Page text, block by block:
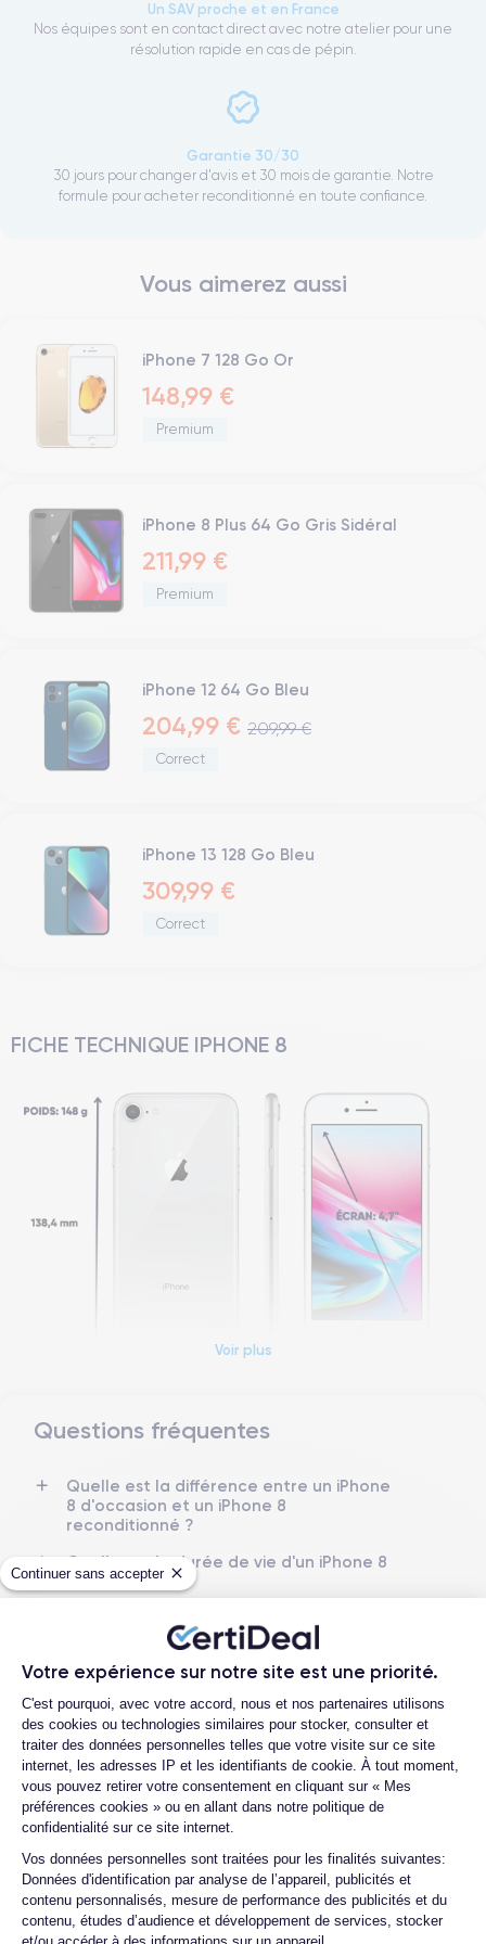
Continuer sans accepter
Votre expérience sur notre site est une priorité.
Plateforme de Gestion du
C'est pourquoi, avec votre accord, nous et nos partenaires utilisons
des cookies ou technologies similaires pour stocker, consulter et
traiter des données personnelles telles que votre visite sur ce site
internet, les adresses IP et les identifiants de cookie. À tout moment,
vous pouvez retirer votre consentement en cliquant sur « Mes
préférences cookies » ou en allant dans notre politique de
confidentialité sur ce site internet.
Vos données personnelles sont traitées pour les finalités suivantes:
Données d'identification par analyse de l’appareil, publicités et
contenu personnalisés, mesure de performance des publicités et du
contenu, études d’audience et développement de services, stocker
Axeptio consent
Un SAV proche et en France
Nos équipes sont en contact direct avec notre atelier pour une
résolution rapide en cas de pépin.
Garantie 30/30
30 jours pour changer d'avis et 30 mois de garantie. Notre
formule pour acheter reconditionné en toute confiance.
Vous aimerez aussi
iPhone 7 128 Go Or
148,99 €
Premium
iPhone 8 Plus 64 Go Gris Sidéral
211,99 €
Premium
iPhone 12 64 Go Bleu
204,99 € 209,99 €
Correct
iPhone 13 128 Go Bleu
309,99 €
Correct
FICHE TECHNIQUE IPHONE 8
Dimensions et poids iPhone 8
Date de sortie
12/09/2017
Système exploit.
iOS (iOS 16)
Dimensions
138.4×67.3×7.3 mm
Poids
Résolution écran
1334 x 750 pixels
2 GO 64,128,256 GO
Nom de la puce
Apple A11 Bionic
Nombre de cœurs
6
Nom GPU
Caméra
12 MP
Caméra Frontale
7 MP
Voir plus
Questions fréquentes
Quelle est la différence entre un iPhone
8 d'occasion et un iPhone 8
reconditionné ?
Quelle est la durée de vie d'un iPhone 8
reconditionné ?
casse due à des chocs ou à des chutes ?
Quelles sont les options disponibles sur
les batteries ?
Quels sont les accessoires inclus dans la
commande ?
Quelles garanties offrez-vous sur vos
produits ?
Est-il possible de payer l'iPhone 8 en
plusieurs fois ?
Que se passe-t-il après avoir passé la